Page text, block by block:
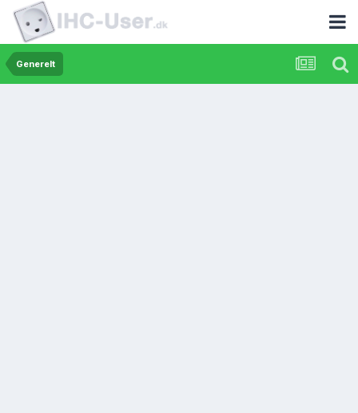
Generelt